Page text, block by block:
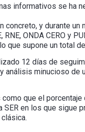
informativos se ha
concreto, y durante
ONDA CERO y
que supone un total
12 días de
análisis minucioso
que el
en los que sigue